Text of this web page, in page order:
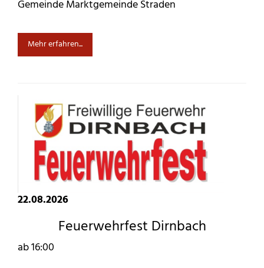
Gemeinde Marktgemeinde Straden
Mehr erfahren...
22.08.2026
Feuerwehrfest Dirnbach
ab 16:00